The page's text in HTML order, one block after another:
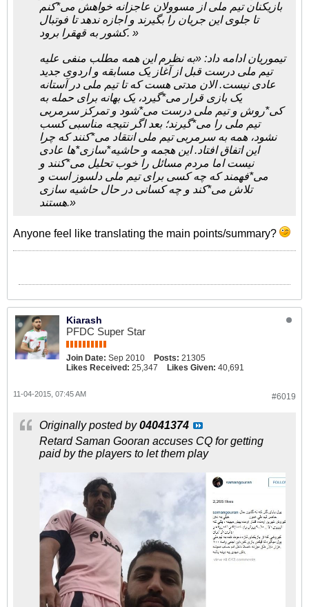
بازیکنان تیم ملی از مسوولان عاجزانه خواهش می*کنم
تا جلوی این جریان را بگیرند و اجازه ندهد تا فوتبال
کشور به قهقرا برود. »
تیموریان ادامه داد: «به نظرم این همه مطلب منفی علیه
تیم ملی درست قبل از آغاز یک مسابقه و اردوی جدید
عادی نیست. الان مدتی هست که تا تیم ملی در آستانه
یک بازی قرار می*گیرد، یک بهانه برای حمله به
کی*روش و تیم ملی درست می*شود و تمرکز سرمربی
تیم ملی را می*گیرند؛ بعد اگر نتیجه مناسبی کسب
نشود، همه به سرمربی تیم ملی انتقاد می*کنند که چرا
این اتفاق افتاد. این هجمه و حاشیه*سازی*ها عادی
نیست اما مردم مسائل را خوب تحلیل می*کنند و
می*فهمند که چه کسی برای تیم ملی دلسوز است و
تلاش می*کند و چه کسانی در حال حاشیه سازی
هستند.»
Anyone feel like translating the main points/summary?
Kiarash
PFDC Super Star
Join Date: Sep 2010 Posts: 21305
Likes Received: 25,347 Likes Given: 40,691
#6019
11-04-2015, 07:45 AM
Originally posted by04041374
Retard Saman Gooran accuses CQ for getting
paid by the players to let them play